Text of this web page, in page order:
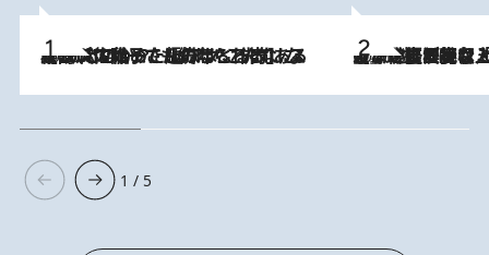
2026.8.5
【阿川佐和子さんの年とる力】なぜ70代で始めた趣味は“こんなに楽しい”のか？ ピアノ、俳句…スランプに陥っても続けられる“ある秘訣”とは 2026.8.5
【なぜ吉沢亮は「気配を消せる」のか？】興行収入208億の『国宝』を経て挑むミュージカル『ディア・エヴァン・ハンセン』。トップ俳優が舞台上でさらけ出した“孤独”とは
1 / 5